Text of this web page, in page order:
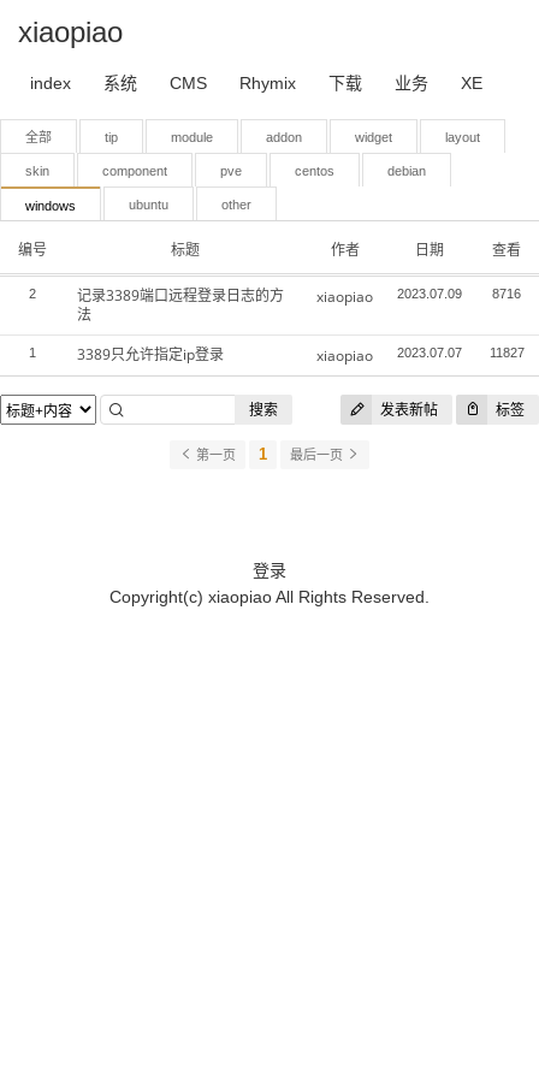
xiaopiao
index 系统 CMS Rhymix 下载 业务 XE
全部 tip module addon widget layout
skin component pve centos debian
windows ubuntu other
编号 标题 作者 日期 查看
2
记录3389端口远程登录日志的方
法
xiaopiao 2023.07.09 8716
1 3389只允许指定ip登录 xiaopiao 2023.07.07 11827
发表新帖 标签
搜索
第一页 1 最后一页
登录
Copyright(c) xiaopiaoAll Rights Reserved.